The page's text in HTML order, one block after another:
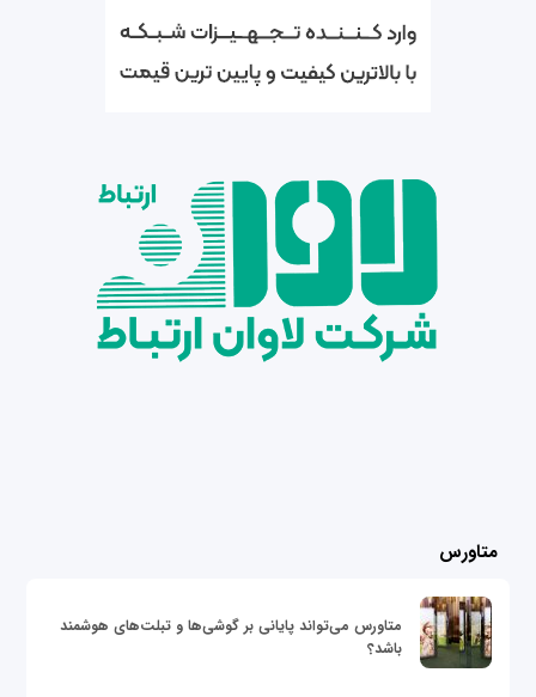
متاورس
متاورس می‌تواند پایانی بر گوشی‌ها و تبلت‌های هوشمند
باشد؟